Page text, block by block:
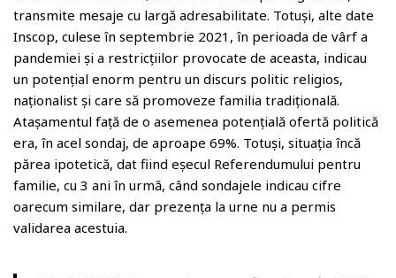
transmite mesaje cu largă adresabilitate. Totuși, alte date
Inscop, culese în septembrie 2021, în perioada de vârf a
pandemiei și a restricțiilor provocate de aceasta, indicau
un potențial enorm pentru un discurs politic religios,
naționalist și care să promoveze familia tradițională.
Atașamentul față de o asemenea potențială ofertă politică
era, în acel sondaj, de aproape 69%. Totuși, situația încă
părea ipotetică, dat fiind eșecul Referendumului pentru
familie, cu 3 ani în urmă, când sondajele indicau cifre
oarecum similare, dar prezența la urne nu a permis
validarea acestuia.